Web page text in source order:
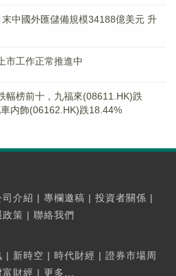
中國外匯儲備規模34188億美元 升
市工作正常推進中
幅榜前十，九福來(08611.HK)跌
内飾(06162.HK)跌18.44%
司介紹 | 專欄邀稿 | 投資者關係 |
政策 | 聯絡我們
| 新時空 | 時代財經 | 證券市場周
富財經 | 更多...